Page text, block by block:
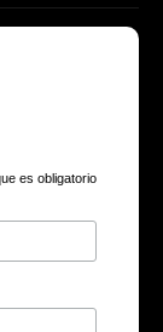
es obligatorio